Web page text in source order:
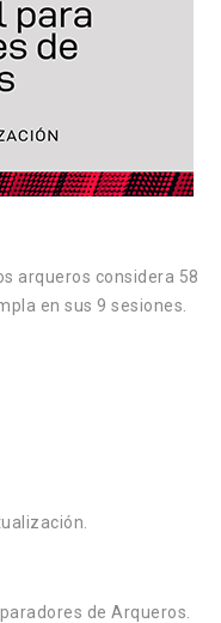
arqueros considera 58
en sus 9 sesiones.
de Arqueros.